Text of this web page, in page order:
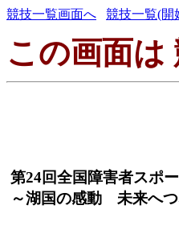
競技一覧画面へ 競技一覧(開
この画面は
第24回全国障害者スポ
～湖国の感動 未来へつ